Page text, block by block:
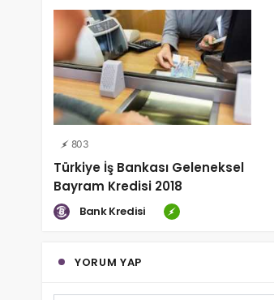
803
Türkiye İş Bankası Geleneksel
Bayram Kredisi 2018
Bank Kredisi
YORUM YAP